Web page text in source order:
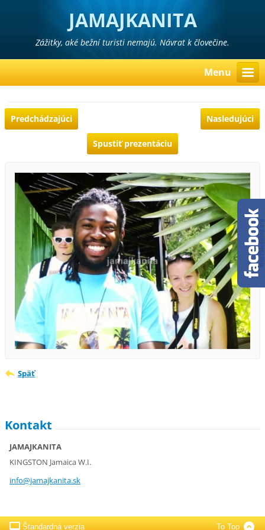
JAMAJKANITA
Zážitky, aké bežní turisti nemajú. Návrat k človečine.
Menu
Predchádzajúci Nasledujúci
Spustiť prezentáciu
Späť
Kontakt
JAMAJKANITA
KINGSTON Jamaica W.I.
info@jamajkanita.sk
Štandardná verzia To Top